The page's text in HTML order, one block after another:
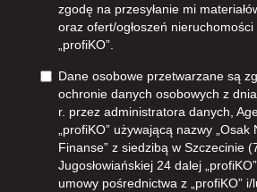
zgodę na przesyłanie mi
oraz ofert/ogłoszeń nieruchomości
„profiKO”.
Dane osobowe przetwarzane są
ochronie danych osobowych z
r. przez administratora danych,
„profiKO” używającą nazwy „Osak
Finanse” z siedzibą w Szczecinie
Jugosłowiańskiej 24 dalej
umowy pośrednictwa z „profiKO”